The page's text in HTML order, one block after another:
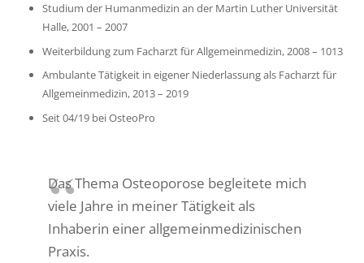
Studium der Humanmedizin an der Martin Luther Universität
Halle, 2001 – 2007
Weiterbildung zum Facharzt für Allgemeinmedizin, 2008 – 1013
Ambulante Tätigkeit in eigener Niederlassung als Facharzt für
Allgemeinmedizin, 2013 – 2019
Seit 04/19 bei OsteoPro
Das Thema Osteoporose begleitete mich
viele Jahre in meiner Tätigkeit als
Inhaberin einer allgemeinmedizinischen
Praxis.